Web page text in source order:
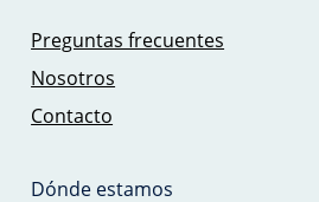
Preguntas frecuentes
Nosotros
Contacto
Dónde estamos